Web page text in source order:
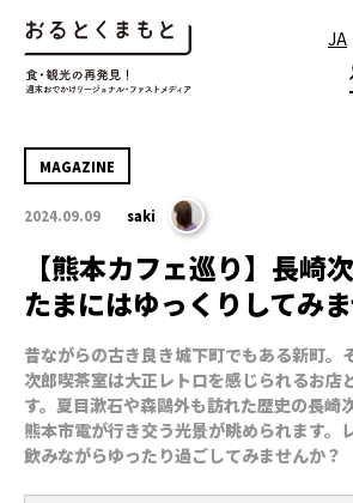
JA
MAGAZINE
2024.09.09 saki
【熊本カフェ巡り】長崎
たまにはゆっくりしてみ
昔ながらの古き良き城下町でもある新町。
次郎喫茶室は大正レトロを感じられるお店
す。夏目漱石や森鷗外も訪れた歴史の長崎
熊本市電が行き交う光景が眺められます。
飲みながらゆったり過ごしてみませんか？